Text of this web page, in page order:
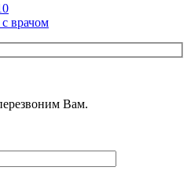
с врачом
Вам.